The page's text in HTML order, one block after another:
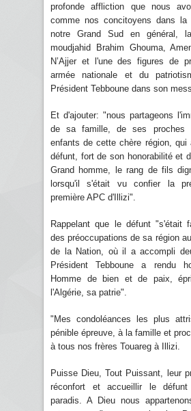
profonde affliction que nous
comme nos concitoyens dans
notre Grand Sud en général,
moudjahid Brahim Ghouma,
N’Ajjer et l'une des figures de
armée nationale et du
Président Tebboune dans son
Et d'ajouter: "nous partageons
de sa famille, de ses
enfants de cette chère région, qui
défunt, fort de son honorabilité et
Grand homme, le rang de fils
lorsqu'il s'était vu confier la
première APC d'Illizi".
Rappelant que le défunt "s'était
des préoccupations de sa région
de la Nation, où il a accompli
Président Tebboune a rendu
Homme de bien et de paix,
l'Algérie, sa patrie".
"Mes condoléances les plus
pénible épreuve, à la famille et
à tous nos frères Touareg à Illizi.
Puisse Dieu, Tout Puissant, leur
réconfort et accueillir le
paradis. A Dieu nous